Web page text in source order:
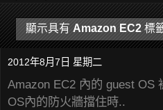
顯示具有Amazon EC2 標
2012年8月7日 星期二
Amazon EC2 內的 guest OS
OS內的防火牆擋住時..